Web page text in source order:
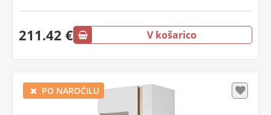
211.42 € V košarico
PO NAROČILU